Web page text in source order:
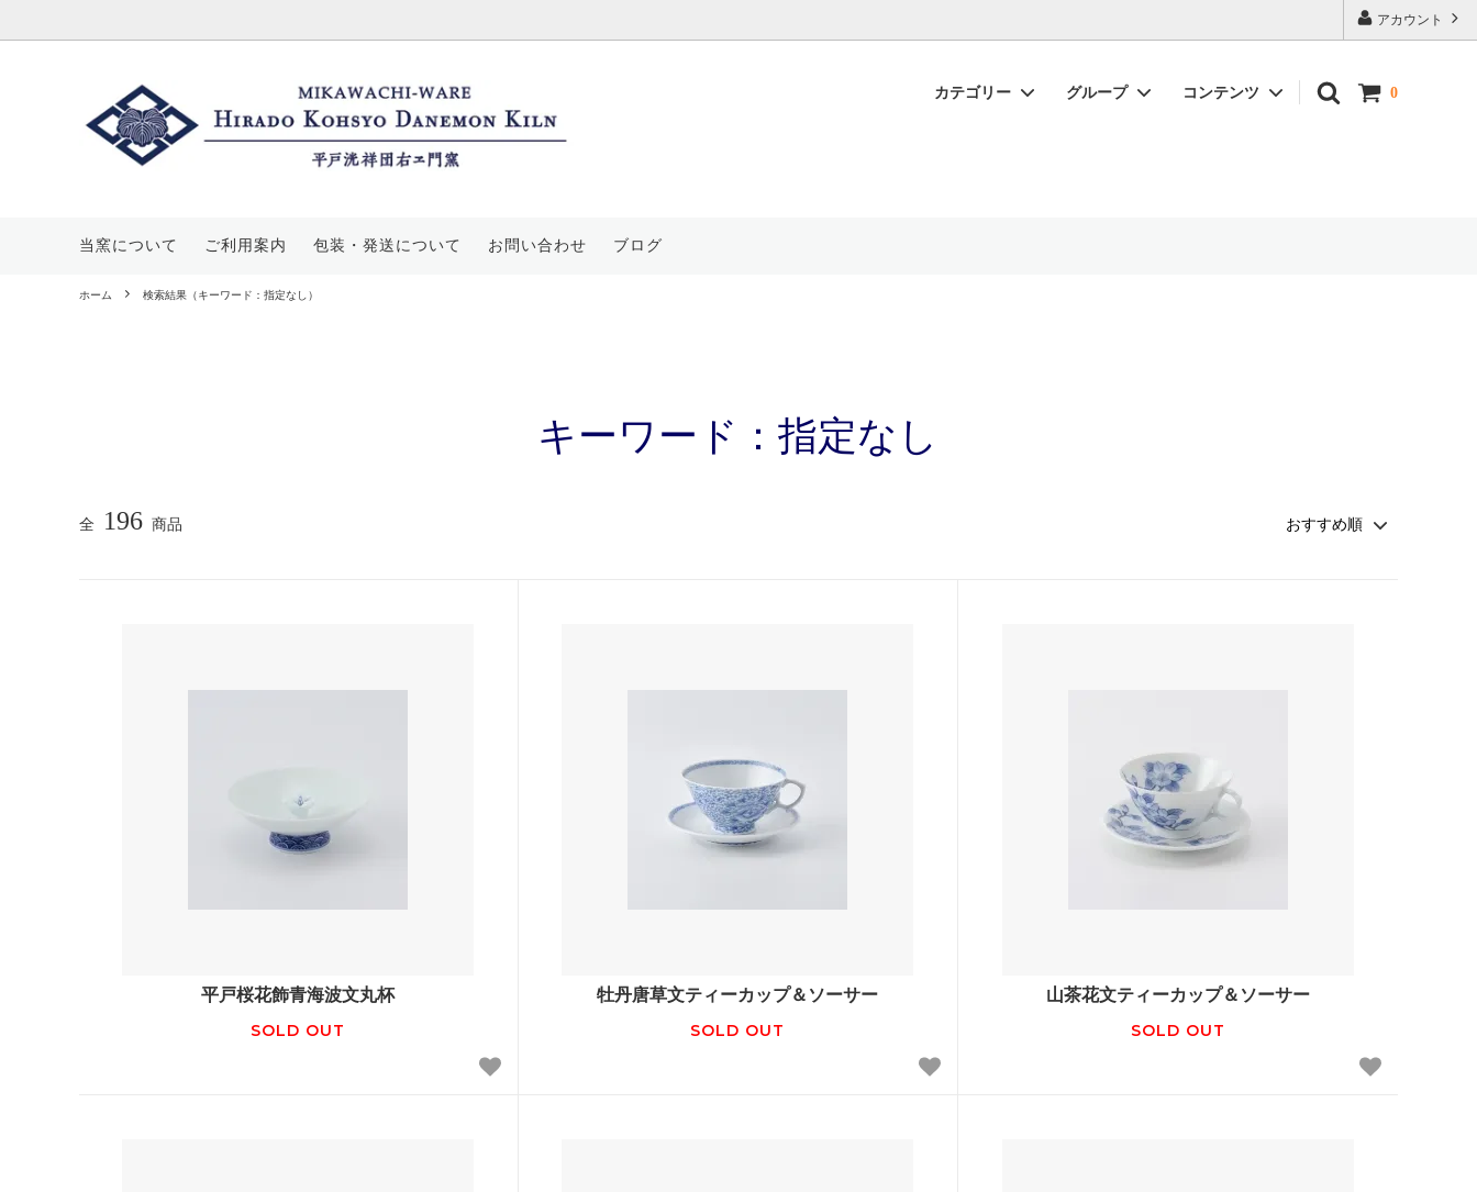
アカウント
0
カテゴリー
酒器 マグカップ
飯碗 花瓶・装飾品
宝壺
グループ
価格帯から探す 平戸菊花飾
唐子文 平戸蕪絵
葡萄文
コンテンツ
三川内焼について 当窯について
当窯について ご利用案内 包装・発送について お問い合わせ ブログ
ホーム 検索結果（キーワード：指定なし）
キーワード：指定なし
全 196 商品
平戸桜花飾青海波文丸杯
SOLD OUT
牡丹唐草文ティーカップ＆ソーサー
SOLD OUT
山茶花文ティーカップ＆ソーサー
SOLD OUT